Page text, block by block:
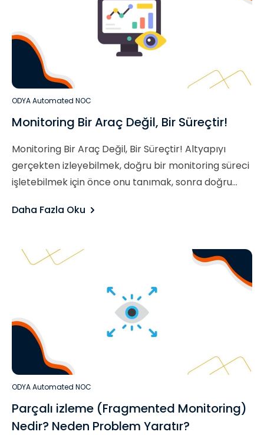
ODYA Automated NOC
Monitoring Bir Araç Değil, Bir Süreçtir!
Monitoring Bir Araç Değil, Bir Süreçtir! Altyapıyı
gerçekten izleyebilmek, doğru bir monitoring süreci
işletebilmek için önce onu tanımak, sonra doğru...
Daha Fazla Oku
ODYA Automated NOC
Parçalı izleme (Fragmented Monitoring)
Nedir? Neden Problem Yaratır?